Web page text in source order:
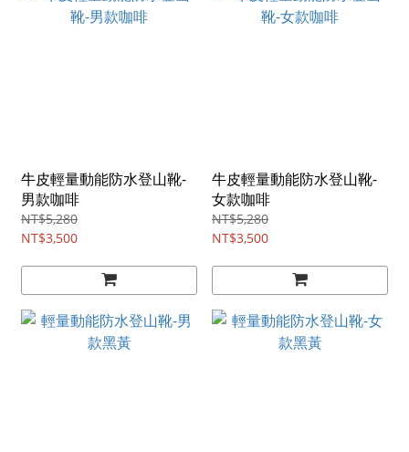
牛皮輕量動能防水登山靴-
男款咖啡
NT$5,280
NT$3,500
牛皮輕量動能防水登山靴-
女款咖啡
NT$5,280
NT$3,500